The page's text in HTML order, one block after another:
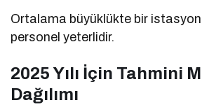
Ortalama büyüklükte bir
personel yeterlidir.
2025 Yılı İçin Tahmini
Dağılımı